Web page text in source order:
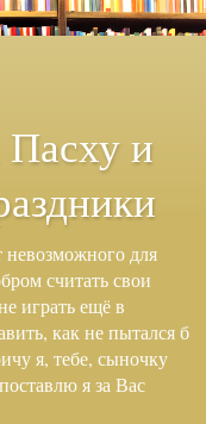
и
для
считать свои
играть ещё в
как не пытался б
я, тебе, сыночку
я за Вас